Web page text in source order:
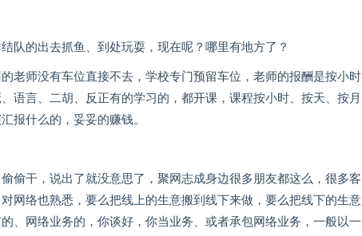
队的出去抓鱼、到处玩耍，现在呢？哪里有地方了？
老师没有车位直接不去，学校专门预留车位，老师的报酬是按小时
语言、二胡、反正有的学习的，都开课，课程按小时、按天、按月
报什么的，妥妥的赚钱。
偷干，说出了就没意思了，聚网志成身边很多朋友都这么，很多客
网络也熟悉，要么把线上的生意搬到线下来做，要么把线下的生意
、网络业务的，你谈好，你当业务、或者承包网络业务，一般以一